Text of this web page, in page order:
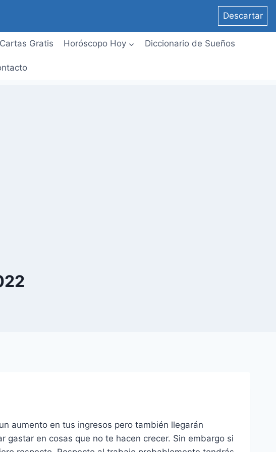
Descartar
Gratis Horóscopo Hoy Diccionario de Sueños
aumento en tus ingresos pero también llegarán
gastar en cosas que no te hacen crecer. Sin embargo si